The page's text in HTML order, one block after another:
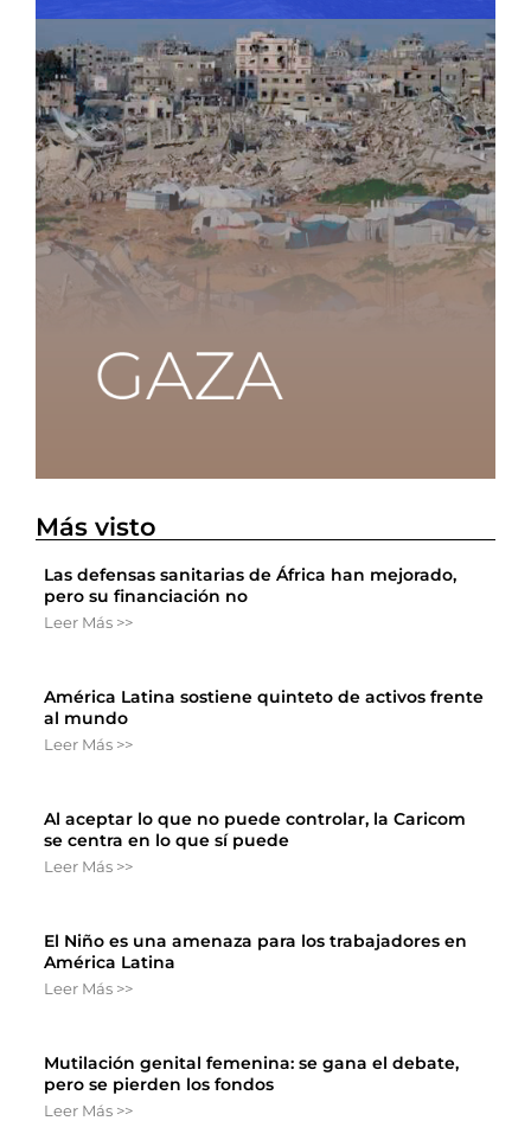
Más visto
Las defensas sanitarias de África han mejorado,
pero su financiación no
Leer Más >>
América Latina sostiene quinteto de activos frente
al mundo
Leer Más >>
Al aceptar lo que no puede controlar, la Caricom
se centra en lo que sí puede
Leer Más >>
El Niño es una amenaza para los trabajadores en
América Latina
Leer Más >>
Mutilación genital femenina: se gana el debate,
pero se pierden los fondos
Leer Más >>